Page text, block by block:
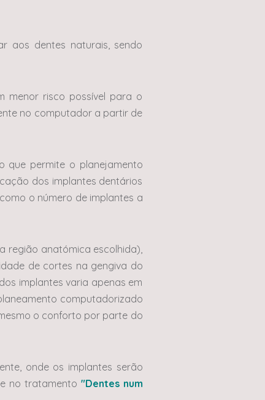
aos dentes naturais, sendo
menor risco possível para o
no computador a partir de
que permite o planejamento
dos implantes dentários
o número de implantes a
região anatómica escolhida),
de cortes na gengiva do
implantes varia apenas em
computadorizado
o conforto por parte do
onde os implantes serão
no tratamento "Dentes num